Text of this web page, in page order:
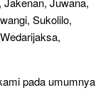
Sukolilo,
pada umumnya